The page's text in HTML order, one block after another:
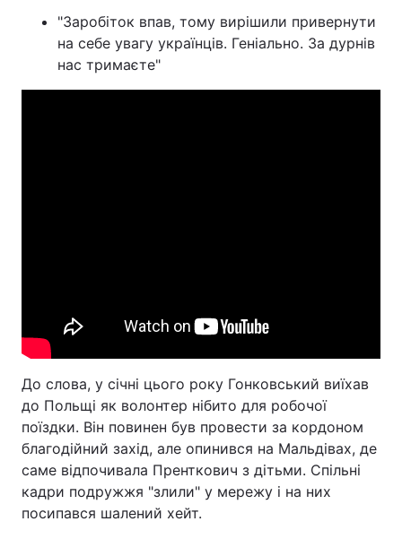
"Заробіток впав, тому вирішили привернути
на себе увагу українців. Геніально. За дурнів
нас тримаєте"
До слова, у січні цього року Гонковський виїхав
до Польщі як волонтер нібито для робочої
поїздки. Він повинен був провести за кордоном
благодійний захід, але опинився на Мальдівах, де
саме відпочивала Пренткович з дітьми. Спільні
кадри подружжя "злили" у мережу і на них
посипався шалений хейт.